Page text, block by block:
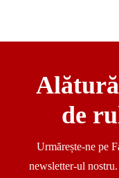
de
Urmărește-ne pe
newsletter-ul